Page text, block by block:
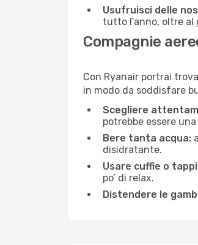
Usufruisci delle
tutto l'anno, oltre al
Compagnie
Con Ryanair portrai
in modo da soddisfare
Scegliere
potrebbe essere
Bere tanta acqua:
disidratante.
Usare cuffie o
po’ di relax.
Distendere le